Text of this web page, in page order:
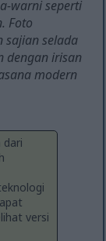
warni seperti
Foto
sajian selada
dengan irisan
modern
dari
versi